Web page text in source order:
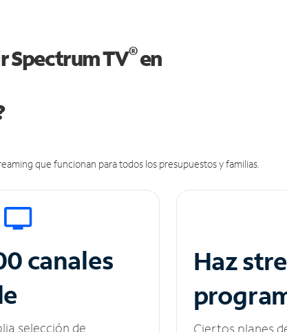
Spectrum TV®en
que funcionan para todos los presupuestos y familias.
canales
selección de
Haz